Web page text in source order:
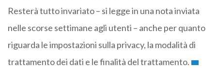
Resterà tutto invariato – si legge in una nota inviata
nelle scorse settimane agli utenti – anche per quanto
riguarda le impostazioni sulla privacy, la modalità di
trattamento dei dati e le finalità del trattamento.